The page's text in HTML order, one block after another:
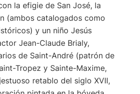
la efigie de San José, la
(ambos catalogados como
y un niño Jesús
Jean-Claude Brialy,
de Saint-André (patrón de
Tropez y Sainte-Maxime,
retablo del siglo XVII,